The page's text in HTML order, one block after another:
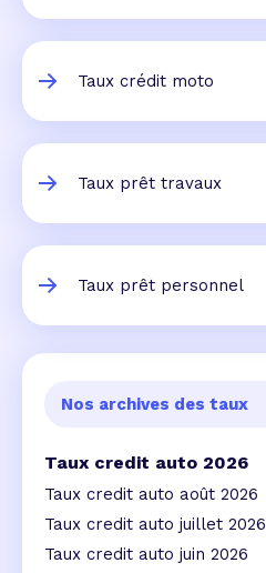
Taux crédit moto
Taux prêt travaux
Taux prêt personnel
Nos archives des taux
Taux credit auto 2026
Taux credit auto août 2026
Taux credit auto juillet 2026
Taux credit auto juin 2026